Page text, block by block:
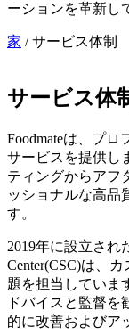
ーションを革新し
家 /サービス体制
サービス体
Foodmateは、プ
サービスを提供し
ティングからアフ
ッショナルな高品
す。
2019年に設立され
Center(CSC)は、
題を担当していま
ドバイスと監督を
的に改善およびア